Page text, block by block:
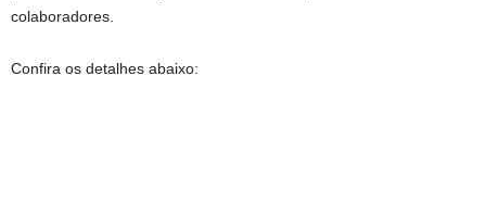
colaboradores.
Confira os detalhes abaixo: